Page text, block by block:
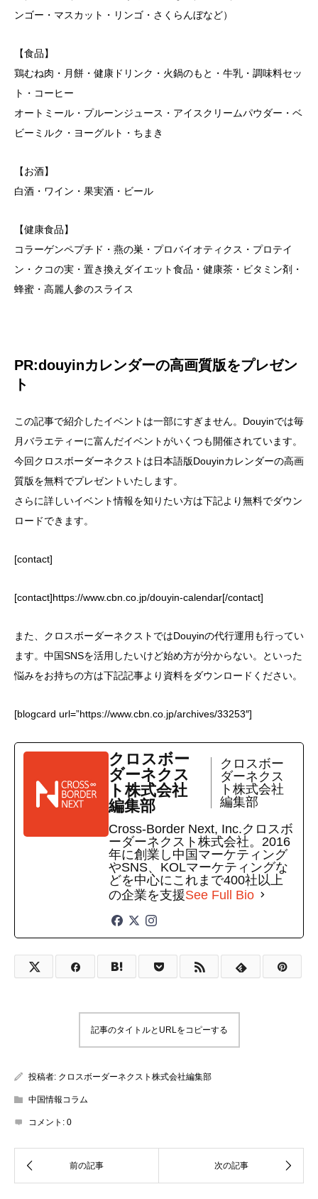
ンゴー・マスカット・リンゴ・さくらんぼなど）
【食品】
鶏むね肉・月餅・健康ドリンク・火鍋のもと・牛乳・調味料セッ
ト・コーヒー
オートミール・プルーンジュース・アイスクリームパウダー・ベ
ビーミルク・ヨーグルト・ちまき
【お酒】
白酒・ワイン・果実酒・ビール
【健康食品】
コラーゲンペプチド・燕の巣・プロバイオティクス・プロテイ
ン・クコの実・置き換えダイエット食品・健康茶・ビタミン剤・
蜂蜜・高麗人参のスライス
PR:douyinカレンダーの高画質版をプレゼン
ト
この記事で紹介したイベントは一部にすぎません。Douyinでは毎
月バラエティーに富んだイベントがいくつも開催されています。
今回クロスボーダーネクストは日本語版Douyinカレンダーの高画
質版を無料でプレゼントいたします。
さらに詳しいイベント情報を知りたい方は下記より無料でダウン
ロードできます。
[contact]
[contact]https://www.cbn.co.jp/douyin-calendar[/contact]
また、クロスボーダーネクストではDouyinの代行運用も行ってい
ます。中国SNSを活用したいけど始め方が分からない。といった
悩みをお持ちの方は下記記事より資料をダウンロードください。
[blogcard url=”https://www.cbn.co.jp/archives/33253″]
クロスボー
ダーネクス
ト株式会社
編集部
クロスボー
ダーネクス
ト株式会社
編集部
Cross-Border Next, Inc.クロスボ
ーダーネクスト株式会社。2016
年に創業し中国マーケティング
やSNS、KOLマーケティングな
どを中心にこれまで400社以上
の企業を支援See Full Bio
記事のタイトルとURLをコピーする
投稿者: クロスボーダーネクスト株式会社編集部
中国情報コラム
コメント: 0